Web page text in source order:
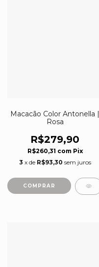
Macacão Color Antonella |
Rosa
R$279,90
R$260,31 com Pix
3 x de R$93,30 sem juros
COMPRAR